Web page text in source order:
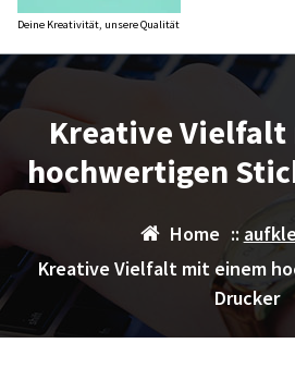
Deine Kreativität, unsere Qualität
Kreative
hochwertigen
Home ::
Kreative Vielfalt mit einem
Drucker